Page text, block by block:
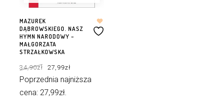
MAZUREK
DĄBROWSKIEGO. NASZ
HYMN NARODOWY –
MAŁGORZATA
STRZAŁKOWSKA
34,90zł cena
wynosiła:
34,90zł.
27,99złcena
27,99zł.
Poprzednia najniższa
cena: 27,99zł.